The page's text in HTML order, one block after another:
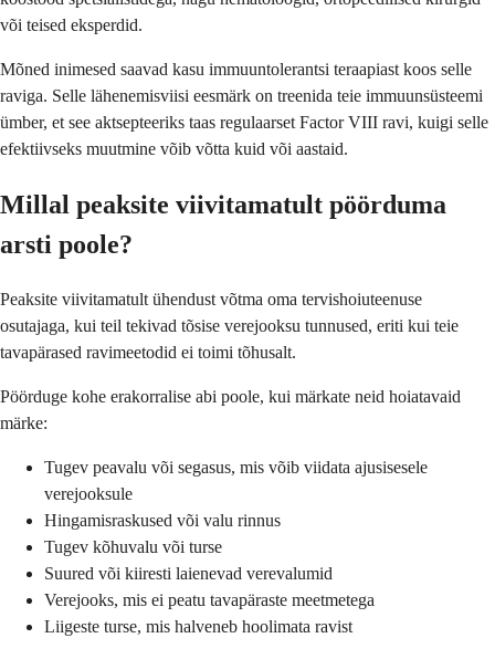
või teised eksperdid.
Mõned inimesed saavad kasu immuuntolerantsi teraapiast koos selle
raviga. Selle lähenemisviisi eesmärk on treenida teie immuunsüsteemi
ümber, et see aktsepteeriks taas regulaarset Factor VIII ravi, kuigi selle
efektiivseks muutmine võib võtta kuid või aastaid.
Millal peaksite viivitamatult pöörduma
arsti poole?
Peaksite viivitamatult ühendust võtma oma tervishoiuteenuse
osutajaga, kui teil tekivad tõsise verejooksu tunnused, eriti kui teie
tavapärased ravimeetodid ei toimi tõhusalt.
Pöörduge kohe erakorralise abi poole, kui märkate neid hoiatavaid
märke:
Tugev peavalu või segasus, mis võib viidata ajusisesele
verejooksule
Hingamisraskused või valu rinnus
Tugev kõhuvalu või turse
Suured või kiiresti laienevad verevalumid
Verejooks, mis ei peatu tavapäraste meetmetega
Liigeste turse, mis halveneb hoolimata ravist